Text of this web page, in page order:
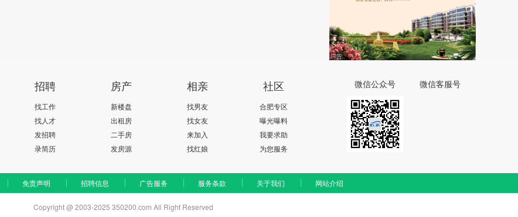
招聘
找工作
找人才
发招聘
录简历
房产
新楼盘
出租房
二手房
发房源
相亲
找男友
找女友
来加入
找红娘
社区
合肥专区
曝光曝料
我要求助
为您服务
微信公众号 微信客服号
免责声明 招聘信息 广告服务 服务条款 关于我们 网站介绍
Copyright @ 2003-2025 350200.com All Right Reserved